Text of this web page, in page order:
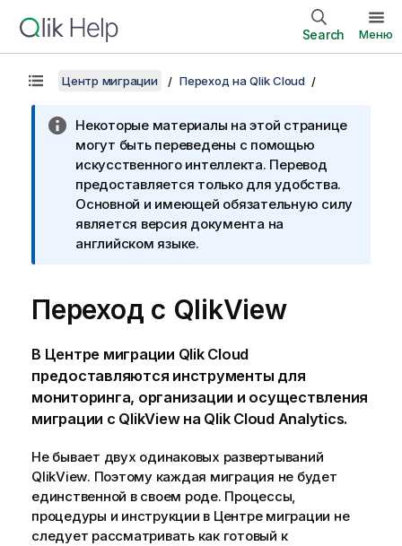
Search Меню
Центр миграции Переход на Qlik Cloud
Некоторые материалы на этой странице
могут быть переведены с помощью
искусственного интеллекта. Перевод
предоставляется только для удобства.
Основной и имеющей обязательную силу
является версия документа на
английском языке.
Переход с QlikView
В Центре миграции Qlik Cloud
предоставляются инструменты для
мониторинга, организации и осуществления
миграции с QlikViewна Qlik Cloud Analytics.
Не бывает двух одинаковых развертываний
QlikView. Поэтому каждая миграция не будет
единственной в своем роде. Процессы,
процедуры и инструкции в Центре миграции не
следует рассматривать как готовый к